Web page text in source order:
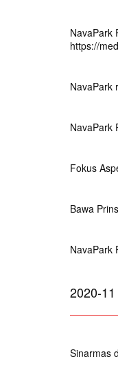
NavaPark
https://
NavaPark
NavaPark
Fokus
Bawa
NavaPark
2020-11
Sinarmas